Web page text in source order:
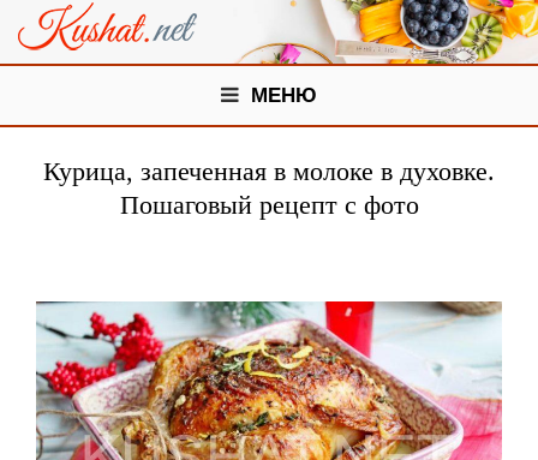
МЕНЮ
Курица, запеченная в молоке в духовке.
Пошаговый рецепт с фото